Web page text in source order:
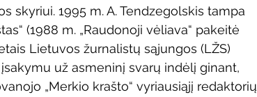
skyriui. 1995 m. A. Tendzegolskis tampa
(1988 m. „Raudonoji vėliava“ pakeitė
Lietuvos žurnalistų sąjungos (LŽS)
už asmeninį svarų indėlį ginant,
„Merkio krašto“ vyriausiąjį redaktorių